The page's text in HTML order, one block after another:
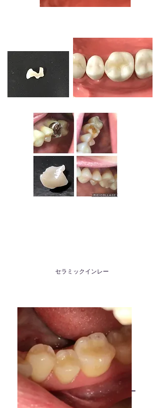
金属インレー
セラミックインレー
金属の詰め物下の虫歯を
除去してCADCAMインレー
にて修復治療しました